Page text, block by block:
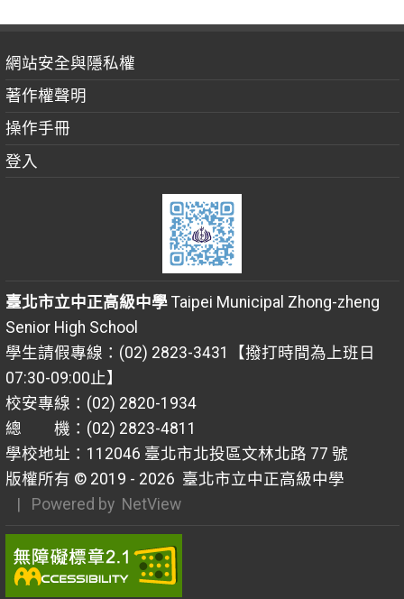
網站安全與隱私權
著作權聲明
操作手冊
登入
臺北市立中正高級中學Taipei Municipal Zhong-zheng
Senior High School
學生請假專線：(02) 2823-3431【撥打時間為上班日
07:30-09:00止】
校安專線：(02) 2820-1934
總 機：(02) 2823-4811
學校地址：112046 臺北市北投區文林北路 77 號
版權所有 © 2019 - 2026 臺北市立中正高級中學
| Powered by NetView